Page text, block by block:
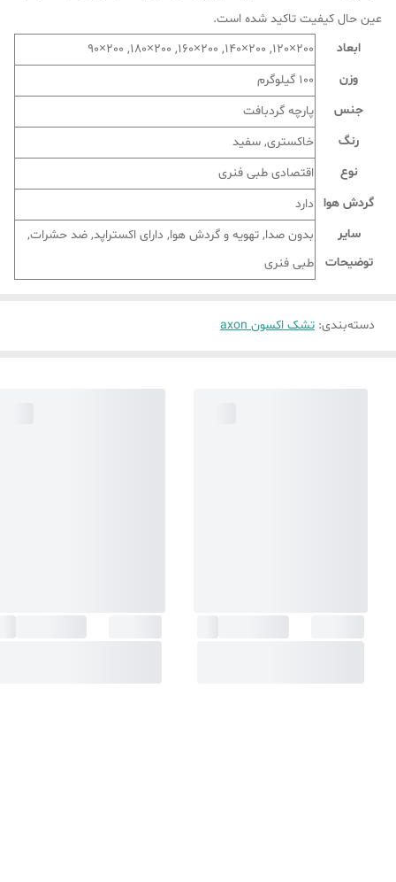
عین حال کیفیت تاکید شده است.
ابعاد
200×120, 200×140, 200×160, 200×180, 200×90
وزن
100 گیلوگرم
جنس
پارچه گردبافت
رنگ
خاکستری, سفید
نوع
اقتصادی طبی فنری
گردش هوا
دارد
سایر
توضیحات
بدون صدا, تهویه و گردش هوا, دارای اکستراپد, ضد حشرات,
طبی فنری
دسته‌بندی: تشک اکسون axon